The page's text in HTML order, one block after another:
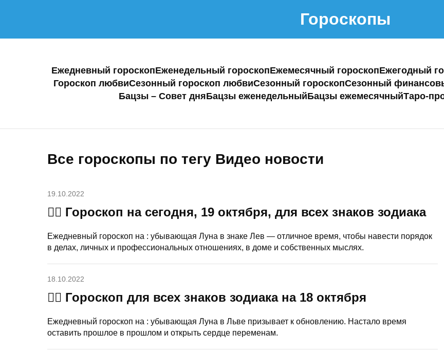
Гороскопы
Ежедневный гороскопЕженедельный гороскопЕжемесячный гороскопЕжегодный
Гороскоп любвиСезонный гороскоп любвиСезонный гороскопСезонный
Бацзы – Совет дняБацзы еженедельныйБацзы ежемесячныйТаро-
Все гороскопы по тегу Видео новости
19.10.2022
🧙‍♀ Гороскоп на сегодня, 19 октября, для всех знаков зодиака
Ежедневный гороскоп на : убывающая Луна в знаке Лев — отличное время, чтобы навести порядок
в делах, личных и профессиональных отношениях, в доме и собственных мыслях.
18.10.2022
🧙‍♀ Гороскоп для всех знаков зодиака на 18 октября
Ежедневный гороскоп на : убывающая Луна в Льве призывает к обновлению. Настало время
оставить прошлое в прошлом и открыть сердце переменам.